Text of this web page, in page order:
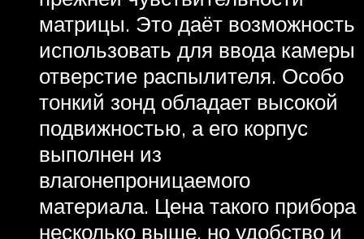
матрицы. Это даёт возможность
использовать для ввода камеры
отверстие распылителя. Особо
тонкий зонд обладает высокой
подвижностью, а его корпус
выполнен из
влагонепроницаемого
материала. Цена такого прибора
несколько выше, но удобство и